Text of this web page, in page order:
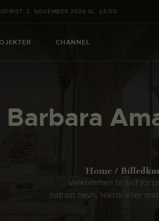
2. NOVEMBER 2026 KL. 24:00
CHANNEL
Barbara
Home
Velkommen til SVFKs
Indtast navn, teknik eller